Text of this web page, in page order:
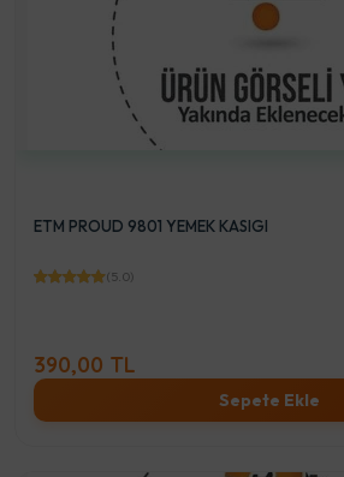
ETM PROUD 9801 YEMEK KASIGI
(5.0)
390,00 TL
Sepete Ekle